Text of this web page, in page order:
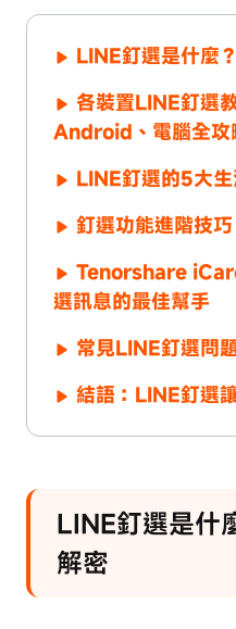
LINE釘選是什麼
各裝置LINE釘選
Android、電腦全攻
LINE釘選的5大
釘選功能進階技
Tenorshare
選訊息的最佳幫手
常見LINE釘選問
結語：LINE釘選
LINE釘選是什
解密